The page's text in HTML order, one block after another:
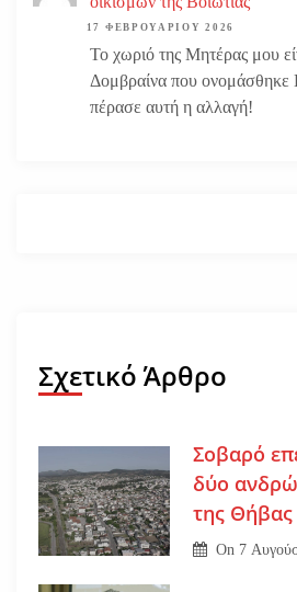
17 ΦΕΒΡΟΥΑΡΊΟΥ 2026
Το χωριό της Μητέρας μου
Δομβραίνα που
πέρασε αυτή η αλλαγή!
Σχετικό Άρθρο
Σοβαρό
δύο
της Θήβας
On 7